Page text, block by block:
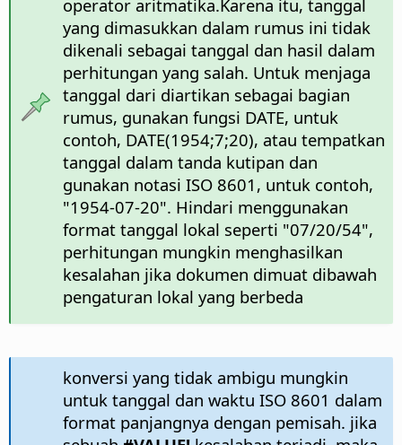
operator aritmatika.Karena itu, tanggal
yang dimasukkan dalam rumus ini tidak
dikenali sebagai tanggal dan hasil dalam
perhitungan yang salah. Untuk menjaga
tanggal dari diartikan sebagai bagian
rumus, gunakan fungsi DATE, untuk
contoh, DATE(1954;7;20), atau tempatkan
tanggal dalam tanda kutipan dan
gunakan notasi ISO 8601, untuk contoh,
"1954-07-20". Hindari menggunakan
format tanggal lokal seperti "07/20/54",
perhitungan mungkin menghasilkan
kesalahan jika dokumen dimuat dibawah
pengaturan lokal yang berbeda
konversi yang tidak ambigu mungkin
untuk tanggal dan waktu ISO 8601 dalam
format panjangnya dengan pemisah. jika